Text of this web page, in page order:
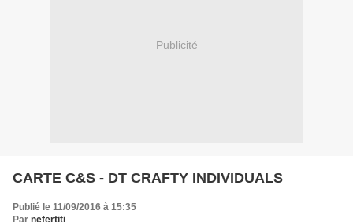
Publicité
CARTE C&S - DT CRAFTY INDIVIDUALS
Publié le 11/09/2016 à 15:35
Par nefertiti